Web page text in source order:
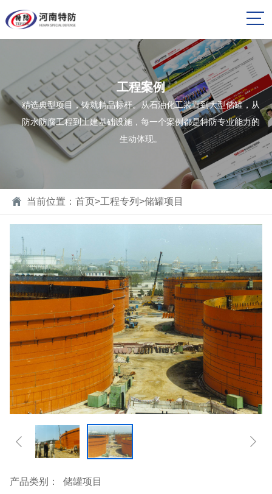
工程案例
精选典型项目，铸就精品标杆。从石油化工装置到大型储罐，从
防水防腐工程到土建基础设施，每一个案例都是特防专业能力的
生动体现。
当前位置： 首页>工程专列 >储罐项目
产品类别： 储罐项目